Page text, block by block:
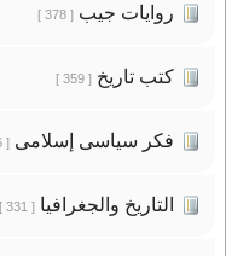
روايات جيب[ 378 ]
كتب تاريخ[ 359 ]
فكر سياسى إسلامى[ 356 ]
التاريخ والجغرافيا[ 331 ]